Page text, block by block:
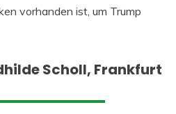
vorhanden ist, um Trump
Scholl, Frankfurt